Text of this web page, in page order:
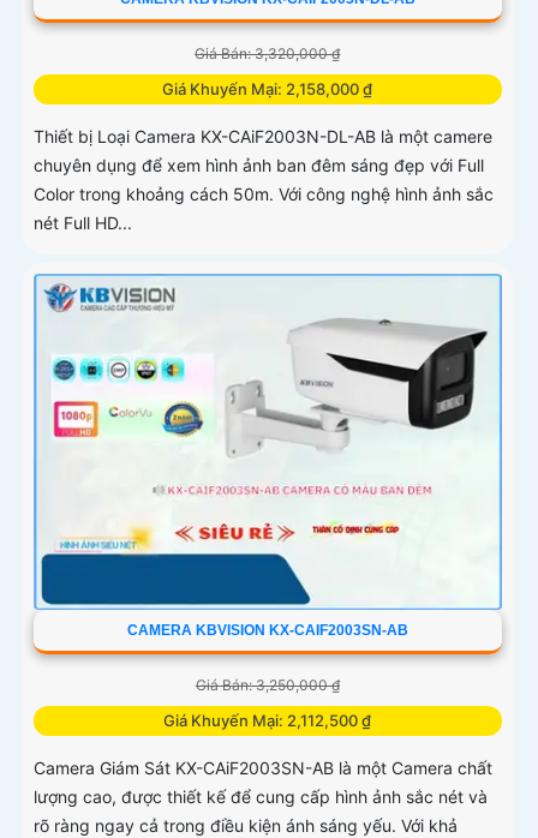
Giá Bán: 3,320,000 ₫
Giá Khuyến Mại: 2,158,000 ₫
Thiết bị Loại Camera KX-CAiF2003N-DL-AB là một camere
chuyên dụng để xem hình ảnh ban đêm sáng đẹp với Full
Color trong khoảng cách 50m. Với công nghệ hình ảnh sắc
nét Full HD...
CAMERA KBVISION KX-CAIF2003SN-AB
Giá Bán: 3,250,000 ₫
Giá Khuyến Mại: 2,112,500 ₫
Camera Giám Sát KX-CAiF2003SN-AB là một Camera chất
lượng cao, được thiết kế để cung cấp hình ảnh sắc nét và
rõ ràng ngay cả trong điều kiện ánh sáng yếu. Với khả